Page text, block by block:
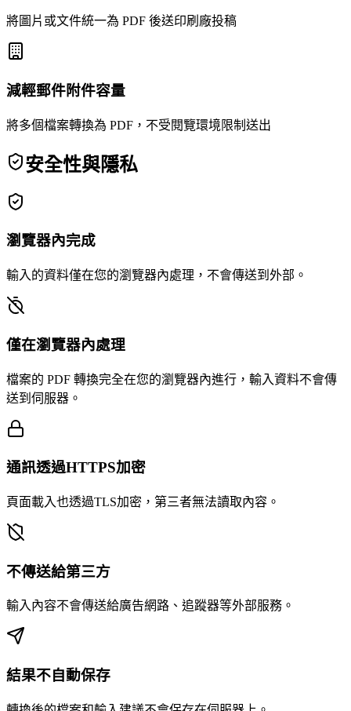
將圖片或文件統一為 PDF 後送印刷廠投稿
減輕郵件附件容量
將多個檔案轉換為 PDF，不受閱覽環境限制送出
安全性與隱私
瀏覽器內完成
輸入的資料僅在您的瀏覽器內處理，不會傳送到外部。
僅在瀏覽器內處理
檔案的 PDF 轉換完全在您的瀏覽器內進行，輸入資料不會傳
送到伺服器。
通訊透過HTTPS加密
頁面載入也透過TLS加密，第三者無法讀取內容。
不傳送給第三方
輸入內容不會傳送給廣告網路、追蹤器等外部服務。
結果不自動保存